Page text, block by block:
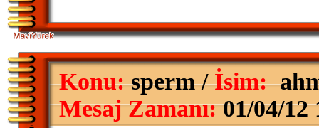
Konu:sperm /İsim:
Mesaj Zamanı:01/04/12